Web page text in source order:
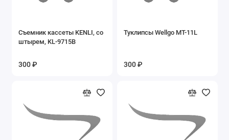
Съемник кассеты KENLI, со
штырем, KL-9715B
300 ₽
Туклипсы Wellgo MT-11L
300 ₽